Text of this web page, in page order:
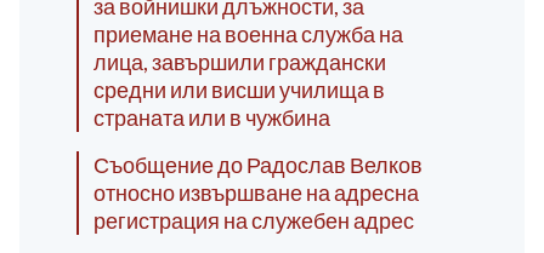
за войнишки длъжности, за
приемане на военна служба на
лица, завършили граждански
средни или висши училища в
страната или в чужбина
Съобщение до Радослав Велков
относно извършване на адресна
регистрация на служебен адрес